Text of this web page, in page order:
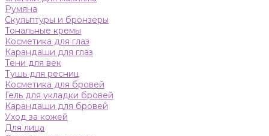
Румяна
Скульптуры и бронзеры
Тональные кремы
Косметика для глаз
Карандаши для глаз
Тени для век
Тушь для ресниц
Косметика для бровей
Гель для укладки бровей
Карандаши для бровей
Уход за кожей
Для лица